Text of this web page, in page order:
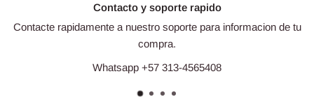
Contacto y soporte rapido
Contacte rapidamente a nuestro soporte para informacion de tu
compra.
Whatsapp +57 313-4565408